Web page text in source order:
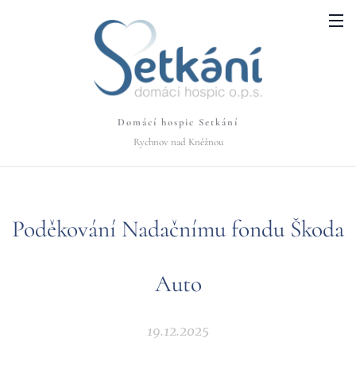
Domácí hospic Setkání
Rychnov nad Kněžnou
Poděkování Nadačnímu fondu Škoda
Auto
19.12.2025